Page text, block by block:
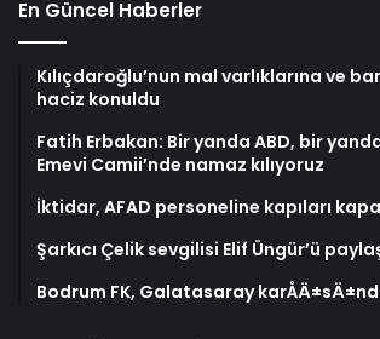
En Güncel Haberler
Kılıçdaroğlu’nun mal varlıklarına ve
haciz konuldu
Fatih Erbakan: Bir yanda ABD, bir
Emevi Camii’nde namaz kılıyoruz
İktidar, AFAD personeline kapıları
Şarkıcı Çelik sevgilisi Elif Üngür’ü
Bodrum FK, Galatasaray